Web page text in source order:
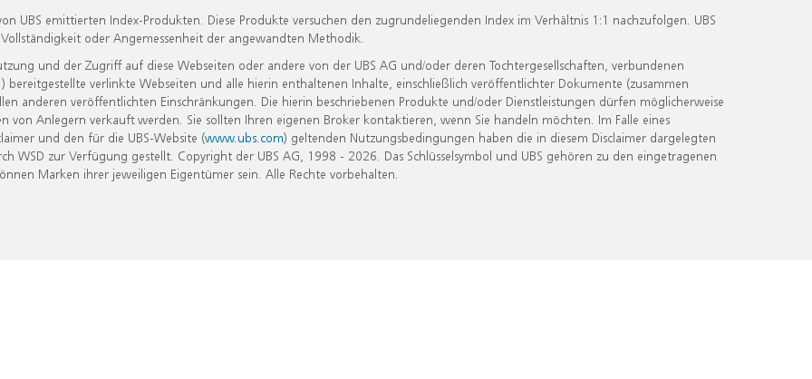
UBS emittierten Index-Produkten. Diese Produkte versuchen den zugrundeliegenden Index im Verhältnis 1:1 nachzufolgen. UBS
oder Angemessenheit der angewandten Methodik.
und der Zugriff auf diese Webseiten oder andere von der UBS AG und/oder deren Tochtergesellschaften, verbundenen
verlinkte Webseiten und alle hierin enthaltenen Inhalte, einschließlich veröffentlichter Dokumente (zusammen
anderen veröffentlichten Einschränkungen. Die hierin beschriebenen Produkte und/oder Dienstleistungen dürfen möglicherweise
Anlegern verkauft werden. Sie sollten Ihren eigenen Broker kontaktieren, wenn Sie handeln möchten. Im Falle eines
und den für die UBS-Website (www.ubs.com) geltenden Nutzungsbedingungen haben die in diesem Disclaimer dargelegten
zur Verfügung gestellt. Copyright der UBS AG, 1998 - 2026. Das Schlüsselsymbol und UBS gehören zu den eingetragenen
Marken ihrer jeweiligen Eigentümer sein. Alle Rechte vorbehalten.